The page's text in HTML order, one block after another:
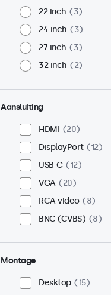
22 inch
3
24 inch
3
27 inch
3
32 inch
2
Aansluiting
HDMI
20
DisplayPort
12
USB-C
12
VGA
20
RCA video
8
BNC (CVBS)
8
Montage
Desktop
15